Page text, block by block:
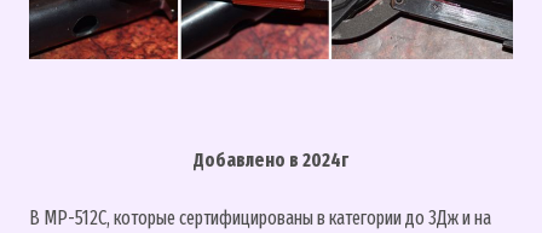
Добавлено в 2024г
В МР-512С, которые сертифицированы в категории до 3Дж и на